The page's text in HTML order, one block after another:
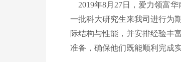
2019年8月27日，爱力领富
一批科大研究生来我司进行为
际结构与性能，并安排经验丰
准备，确保他们既能顺利完成